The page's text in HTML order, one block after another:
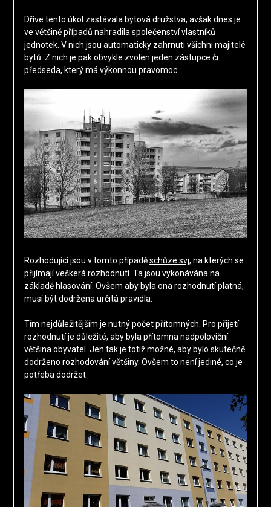
Dříve tento úkol zastávala bytová družstva, avšak dnes je
ve většině případů nahradila společenství vlastníků
jednotek. V nich jsou automaticky zahrnuti všichni majitelé
bytů. Z nich je pak obvykle zvolen jeden zástupce či
předseda, který má výkonnou pravomoc.
Rozhodující jsou v tomto případěschůze svj, na kterých se
přijímají veškerá rozhodnutí. Ta jsou vykonávána na
základě hlasování. Ovšem aby byla ona rozhodnutí platná,
musí být dodržena určitá pravidla.
Tím nejdůležitějším je nutný počet přítomných. Pro přijetí
rozhodnutí je důležité, aby byla přítomna nadpoloviční
většina obyvatel. Jen tak je totiž možné, aby bylo skutečně
dodrženo rozhodování většiny. Ovšem to není jediné, co je
potřeba dodržet.